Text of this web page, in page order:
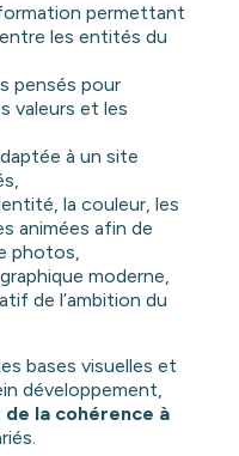
permettant
les entités du
pensés pour
valeurs et les
à un site
la couleur, les
animées afin de
photos,
moderne,
de l’ambition du
bases visuelles et
développement,
la cohérence à